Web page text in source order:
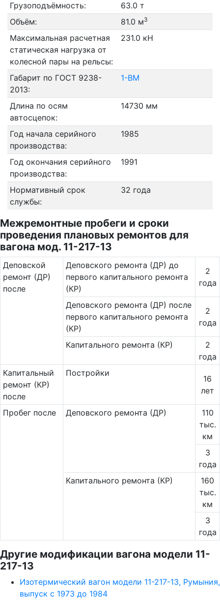
Грузоподъёмность:
63.0 т
Объём:
81.0 м3
Максимальная расчетная
статическая нагрузка от
колесной пары на рельсы:
231.0 кН
Габарит по ГОСТ 9238-
2013:
1-ВМ
Длина по осям
автосцепок:
14730 мм
Год начала серийного
производства:
1985
Год окончания серийного
производства:
1991
Нормативный срок
службы:
32 года
Межремонтные пробеги и сроки
проведения плановых ремонтов для
вагона мод. 11-217-13
Де­повс­кой
ремонт (ДР)
после
Деповского ремонта (ДР) до
первого капитального ремонта
(КР)
2
года
Деповского ремонта (ДР) после
первого капитального ремонта
(КР)
2
года
Капитального ремонта (КР)
2
года
Ка­пи­таль­ный
ремонт (КР)
после
Постройки
16
лет
Пробег после Деповского ремонта (ДР)
110
тыс.
км
3
года
Капитального ремонта (КР)
160
тыс.
км
3
года
Другие модификации вагона модели 11-
217-13
Изотермический вагон модели 11-217-13, Румыния,
выпуск с 1973 до 1984